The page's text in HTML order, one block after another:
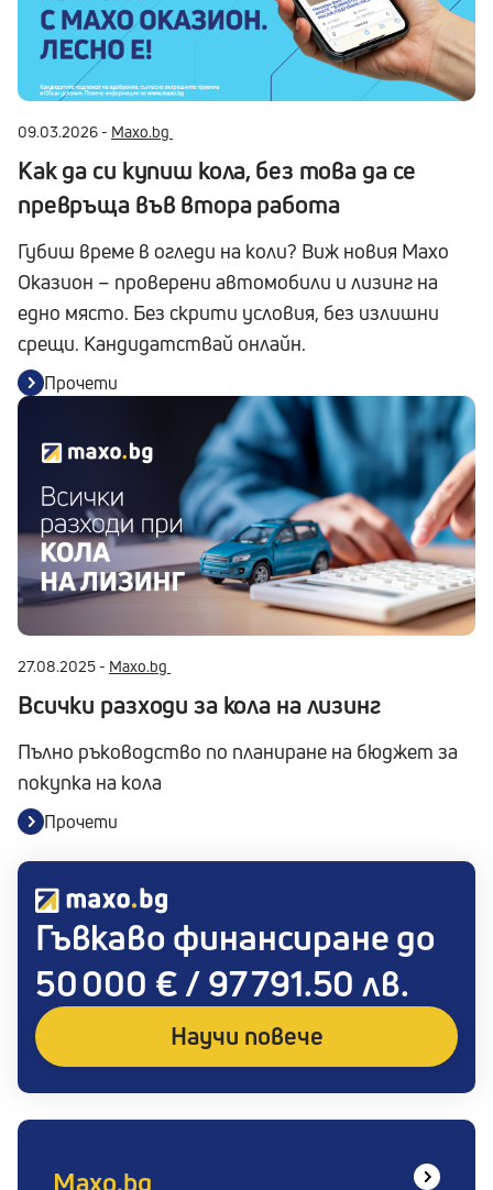
09.03.2026 - Maxo.bg
Как да си купиш кола, без това да се
превръща във втора работа
Губиш време в огледи на коли? Виж новия Maxo
Оказион – проверени автомобили и лизинг на
едно място. Без скрити условия, без излишни
срещи. Кандидатствай онлайн.
Прочети
27.08.2025 - Maxo.bg
Всички разходи за кола на лизинг
Пълно ръководство по планиране на бюджет за
покупка на кола
Прочети
Гъвкаво финансиране до
50 000 € / 97 791.50 лв.
Научи повече
Maxo.bg